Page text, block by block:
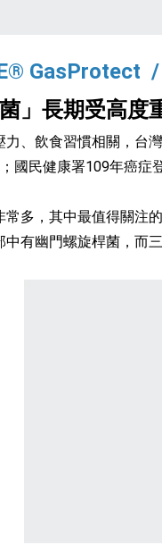
GasProtect
菌」長期受高度
力、飲食習慣相關，台
國民健康署109年癌症
常多，其中最值得關注
中有幽門螺旋桿菌，而